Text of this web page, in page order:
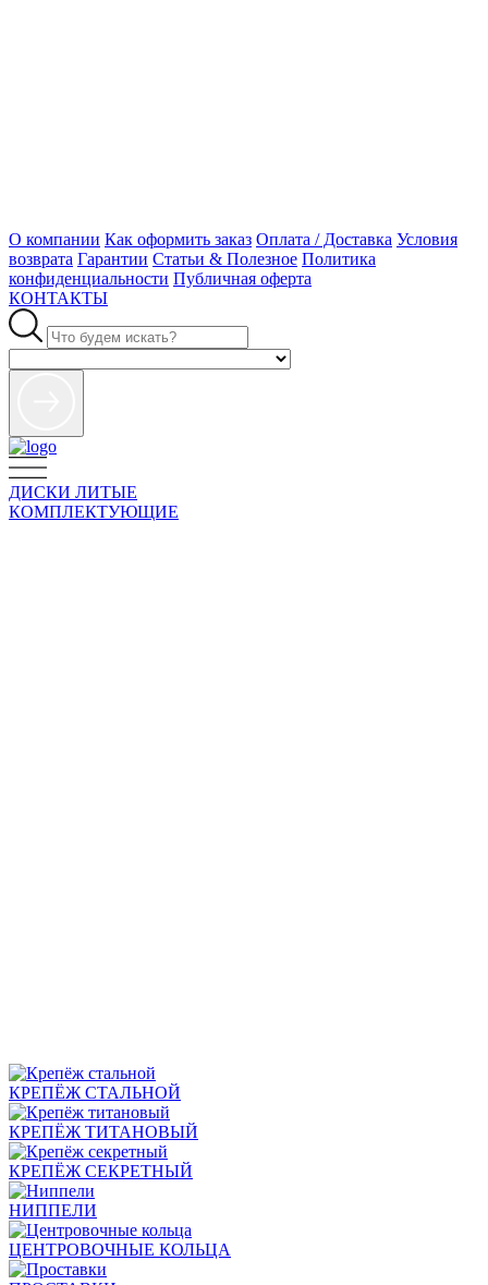
О компании Как оформить заказ Оплата / Доставка Условия
возврата Гарантии Статьи & Полезное Политика
конфиденциальности Публичная оферта
КОНТАКТЫ
ДИСКИ ЛИТЫЕ
КОМПЛЕКТУЮЩИЕ
КРЕПЁЖ СТАЛЬНОЙ
КРЕПЁЖ ТИТАНОВЫЙ
КРЕПЁЖ СЕКРЕТНЫЙ
НИППЕЛИ
ЦЕНТРОВОЧНЫЕ КОЛЬЦА